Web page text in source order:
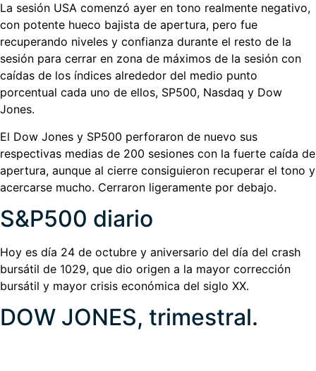
La sesión USA comenzó ayer en tono realmente negativo,
con potente hueco bajista de apertura, pero fue
recuperando niveles y confianza durante el resto de la
sesión para cerrar en zona de máximos de la sesión con
caídas de los índices alrededor del medio punto
porcentual cada uno de ellos, SP500, Nasdaq y Dow
Jones.
El Dow Jones y SP500 perforaron de nuevo sus
respectivas medias de 200 sesiones con la fuerte caída de
apertura, aunque al cierre consiguieron recuperar el tono y
acercarse mucho. Cerraron ligeramente por debajo.
S&P500 diario
Hoy es día 24 de octubre y aniversario del día del crash
bursátil de 1029, que dio origen a la mayor corrección
bursátil y mayor crisis económica del siglo XX.
DOW JONES, trimestral.